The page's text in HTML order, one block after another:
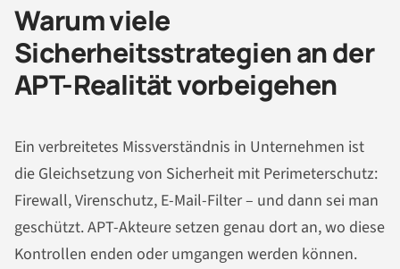
Warum viele
Sicherheitsstrategien an der
APT-Realität vorbeigehen
Ein verbreitetes Missverständnis in Unternehmen ist
die Gleichsetzung von Sicherheit mit Perimeterschutz:
Firewall, Virenschutz, E-Mail-Filter – und dann sei man
geschützt. APT-Akteure setzen genau dort an, wo diese
Kontrollen enden oder umgangen werden können.